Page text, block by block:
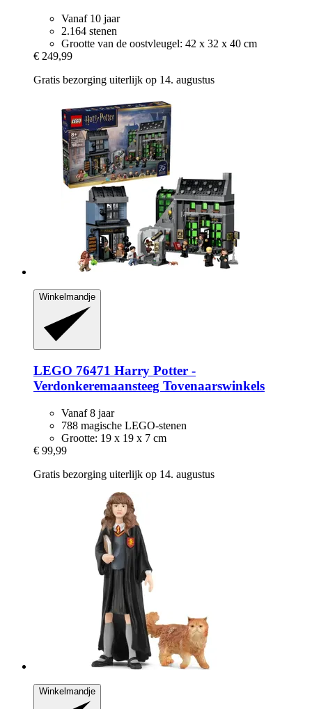
Vanaf 10 jaar
2.164 stenen
Grootte van de oostvleugel: 42 x 32 x 40 cm
€ 249,99
Gratis bezorging uiterlijk op 14. augustus
Winkelmandje
LEGO 76471 Harry Potter -​
Verdonkeremaansteeg Tovenaarswinkels
Vanaf 8 jaar
788 magische LEGO-stenen
Grootte: 19 x 19 x 7 cm
€ 99,99
Gratis bezorging uiterlijk op 14. augustus
Winkelmandje